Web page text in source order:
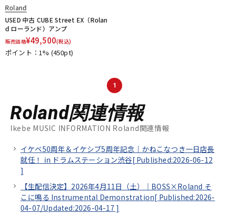
Roland
USED 中古 CUBE Street EX（Rolan
d ローランド）アンプ
販売価格¥49,500(税込)
ポイント：1% (450pt)
1
Roland関連情報
Ikebe MUSIC INFORMATION Roland関連情報
イケベ50周年＆イケシブ5周年記念｜かねこなつき一日店長
就任！ in ドラムステーション渋谷[ Published:2026-06-12
]
【生配信決定】2026年4月11日（土）｜BOSS×Roland そ
こに鳴る Instrumental Demonstration[ Published:2026-
04-07/Updated:2026-04-17 ]